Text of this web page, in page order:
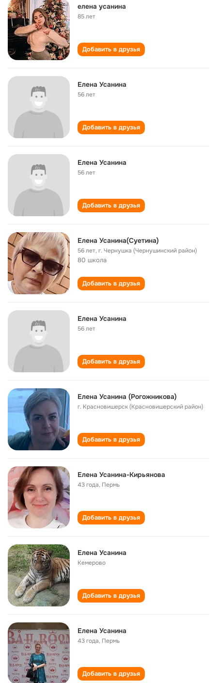
елена усанина
85 лет
Добавить в друзья
Елена Усанина
56 лет
Добавить в друзья
Елена Усанина
56 лет
Добавить в друзья
Елена Усанина(Суетина)
56 лет,г. Чернушка (Чернушинский район)
80 школа
Добавить в друзья
Елена Усанина
56 лет
Добавить в друзья
Елена Усанина (Рогожникова)
г. Красновишерск (Красновишерский район)
Добавить в друзья
Елена Усанина-Кирьянова
43 года, Пермь
Добавить в друзья
Елена Усанина
Кемерово
Добавить в друзья
Елена Усанина
43 года, Пермь
Добавить в друзья